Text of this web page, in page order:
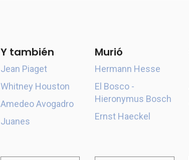
Y también
Jean Piaget
Whitney Houston
Amedeo Avogadro
Juanes
Murió
Hermann Hesse
El Bosco -
Hieronymus Bosch
Ernst Haeckel